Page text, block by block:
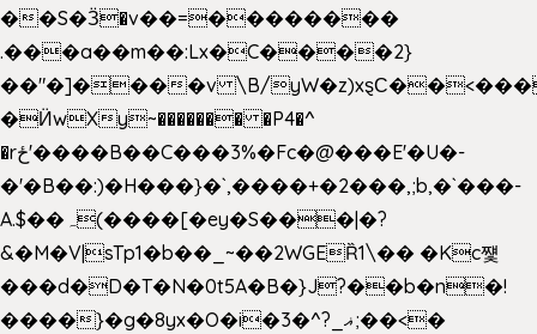
��S�Ӟ�v��=��������
.���a��m��:Lx�C����2}
��"�]����v \B/
�ӤwXy~������� �P4�^
�rځ'����B��C���3%�Fc�@���E'�U�-
�'�B��:)�H���}�`,����+�2���,;b,�`���-
A.$��ہ(����[�ey�S���|�?
&�M�V|sTp1�b��_~��2WGEȐ1\�� �Kc쩇
���d�D�T�N�0t5A�B�}J?��b�n�!
����}�g�8yx�O�i�3�^?_ޣ;��<�